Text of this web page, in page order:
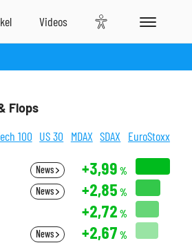
Flops
100 US 30 MDAX SDAX EuroStoxx
News +3,99 %
News +2,85 %
+2,72 %
News +2,67 %